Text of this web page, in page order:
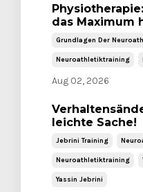
das Maximum
Grundlagen Der
Neuroathletiktraining
Aug 02, 2026
leichte Sache!
Jebrini Training
Neuroathletiktraining
Yassin Jebrini